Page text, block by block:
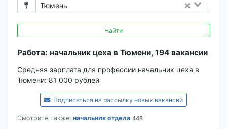
Тюмень
Найти
Работа: начальник цеха в Тюмени, 194 вакансии
Средняя зарплата для профессии начальник цеха в
Тюмени: 81 000 рублей
Подписаться на рассылку новых вакансий
Смотрите также: начальник отдела 448